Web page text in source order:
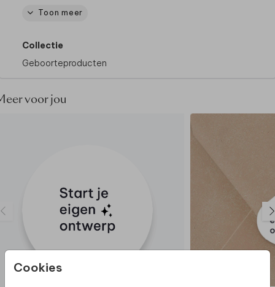
Cookies
Dit product maakt deel uit van
Toon meer
Collectie
Geboorteproducten
voor jou